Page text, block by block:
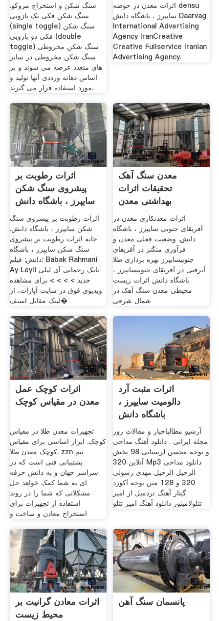
سنگ شکن و استخراج مروکو.
سنگ شکن فکی تک بازویی
(single toggle) سنگ شکن
فکی دو بازویی (double
toggle) سنگ شکن مخروطی
سنگ شکن مخروطی در سایز
های متعدد عرضه می شوند و بر
اساس دهانه ورددی آنها تولید و
مورد استفاده قرار می گیرند.
اثرات معدن در حوضه densu
سایپرز ، باشگاه دانش Daarvag
International Advertising
Agency IranCreative
Creative Fullservice Iranian
Advertising Agency.
اثرات رطوبت بر
پیشروی سنگ شکن
سایپرز ، باشگاه دانش
اثرات رطوبت بر پیشروی سنگ
شکن سایپرز ، باشگاه دانش.
خانه اثرات رطوبت بر پیشروی
سنگ شکن سایپرز ، باشگاه
دانش; فیلم: Babak Rahmani
Ay Leyli بابک رحمانی آی لیلی
جدید > > > > برای مشاهده
ویدیوی فوق در سایت آپارات، از
لینک مقابل استف�
معدن سنگ آهک
تحقیقات اثرات
بهداشتی معدن
اثرات معدنکاری معدن در
آفریقای جنوبی سایپرز ، باشگاه
دانش. وضعیت فعلی معدن و
فرآوری منگنز در آفریقای
جنوبیسایپرز بهره برداری طلا
آبرفتی در آفریقای جنوبیسایپرز ،
باشگاه دانش اثرات زیست
محیطی معدن سنگ آهک در
شمال شرقی
اثرات کوچک عمل
معدن در مقیاس کوچک
تجهیزات معدن طلا در مقیاس
کوچک. ابزار اساسی برای مقیاس
کوچک معدن طلا. zzn تیم
پشتیبانی فنی است که در
سراسر جهان و به دانش حرفه
ای به شما کمک خواهد حل
مشکلاتی که شما را در روند
استفاده از تجهیزات برای
استخراج معادن و ساخت و
اثرات مثبت آرد
دالومیت سایپرز ،
باشگاه دانش
آرشیو مطالباخبار و مقالات روز
مجله ایرانی . دانلود آهنگ مداحی
و نوحه محسن لرستانی 98 پخش
آنلاین 320 Mp3 دانلود مداحی
الرحیل الرحیل مهدی رسولی
320 و 128 متن نوحه آکورد
گیتار آهنگ تردمیل از امیر
تتلولامینور دانلود آهنگ امیر تتلو
اثرات معادن گرانیت بر
محیط زیست
پانسمان سنگ آهن